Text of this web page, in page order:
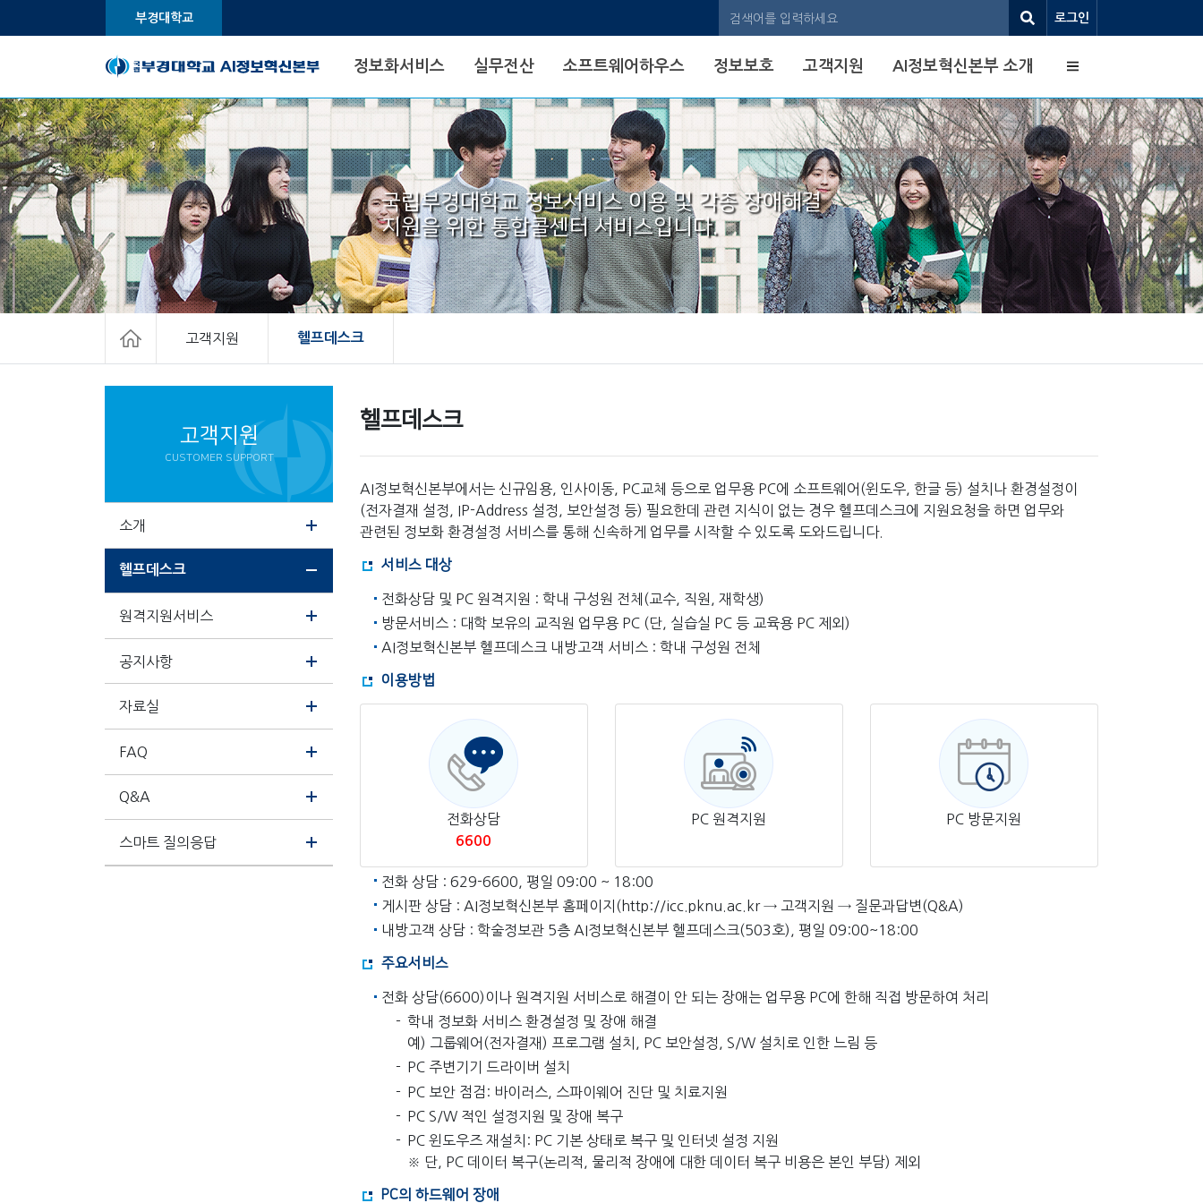
부경대학교 로그인
정보화서비스 실무전산 소프트웨어하우스 정보보호 고객지원 AI정보혁신본부 소개 사이트맵
국립부경대학교 정보서비스 이용 및 각종 장애해결
지원을 위한 통합콜센터 서비스입니다.
고객지원 헬프데스크
고객지원
CUSTOMER SUPPORT
소개
헬프데스크
원격지원서비스
공지사항
자료실
FAQ
Q&A
스마트 질의응답
헬프데스크
AI정보혁신본부에서는 신규임용, 인사이동, PC교체 등으로 업무용 PC에 소프트웨어(윈도우, 한글 등) 설치나 환경설정이
(전자결재 설정, IP-Address 설정, 보안설정 등) 필요한데 관련 지식이 없는 경우 헬프데스크에 지원요청을 하면 업무와
관련된 정보화 환경설정 서비스를 통해 신속하게 업무를 시작할 수 있도록 도와드립니다.
서비스 대상
전화상담 및 PC 원격지원 : 학내 구성원 전체(교수, 직원, 재학생)
방문서비스 : 대학 보유의 교직원 업무용 PC (단, 실습실 PC 등 교육용 PC 제외)
AI정보혁신본부 헬프데스크 내방고객 서비스 : 학내 구성원 전체
이용방법
전화상담
6600
PC 원격지원 PC 방문지원
전화 상담 : 629-6600, 평일 09:00 ~ 18:00
게시판 상담 : AI정보혁신본부 홈페이지( http://icc.pknu.ac.kr→ 고객지원 → 질문과답변(Q&A)
내방고객 상담 : 학술정보관 5층 AI정보혁신본부 헬프데스크(503호), 평일 09:00~18:00
주요서비스
전화 상담(6600)이나 원격지원 서비스로 해결이 안 되는 장애는 업무용 PC에 한해 직접 방문하여 처리
학내 정보화 서비스 환경설정 및 장애 해결
예) 그룹웨어(전자결재) 프로그램 설치, PC 보안설정, S/W 설치로 인한 느림 등
PC 주변기기 드라이버 설치
PC 보안 점검: 바이러스, 스파이웨어 진단 및 치료지원
PC S/W 적인 설정지원 및 장애 복구
PC 윈도우즈 재설치: PC 기본 상태로 복구 및 인터넷 설정 지원
※ 단, PC 데이터 복구(논리적, 물리적 장애에 대한 데이터 복구 비용은 본인 부담) 제외
PC의 하드웨어 장애